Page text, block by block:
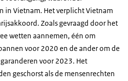
in Vietnam. Het verplicht Vietnam
Zoals gevraagd door het
wetten aannemen, één om
voor 2020 en de ander om de
voor 2023. Het
geschorst als de mensenrechten